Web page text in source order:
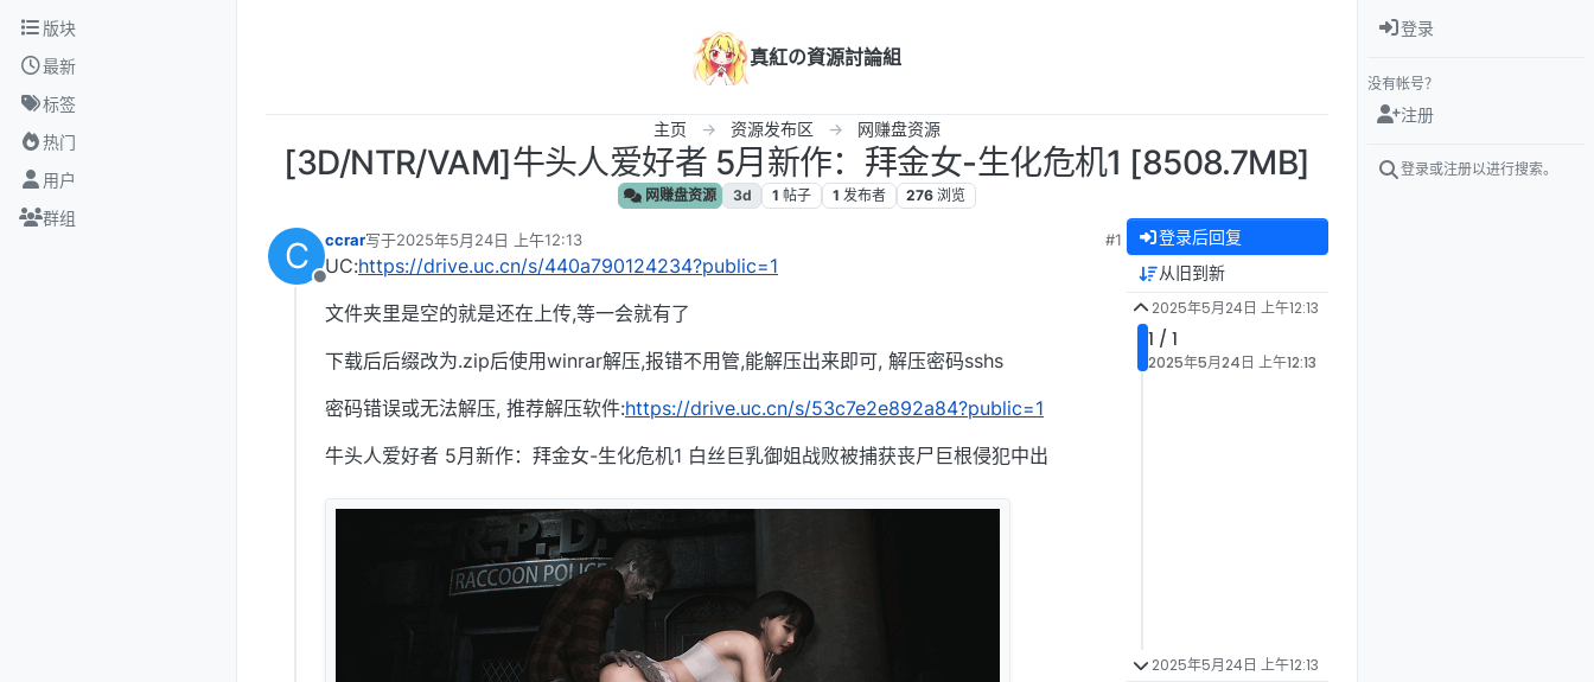
跳转至内容
版块
最新
标签
热门
用户
群组
真紅の資源討論組
主页 资源发布区 网赚盘资源
[3D/NTR/VAM]牛头人爱好者 5月新作：拜金女-生化危机1 [8508.7MB]
网赚盘资源 3d 1 帖子 1 发布者 276 浏览
C
离线
ccrar写于2025年5月24日 上午12:13
最后由 编辑
#1
UC:https://drive.uc.cn/s/440a790124234?public=1
文件夹里是空的就是还在上传,等一会就有了
下载后后缀改为.zip后使用winrar解压,报错不用管,能解压出来即可, 解压密码sshs
密码错误或无法解压, 推荐解压软件:https://drive.uc.cn/s/53c7e2e892a84?public=1
牛头人爱好者 5月新作：拜金女-生化危机1 白丝巨乳御姐战败被捕获丧尸巨根侵犯中出
登录后回复
从旧到新
2025年5月24日 上午12:13
1 / 1
2025年5月24日 上午12:13
2025年5月24日 上午12:13
登录
没有帐号？
注册
登录或注册以进行搜索。